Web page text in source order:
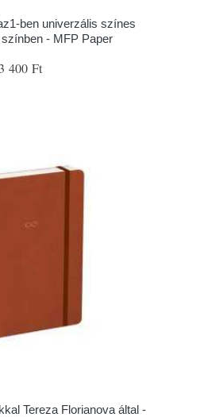
ben univerzális színes
- MFP Paper
3 400 Ft
Tereza Florianova által -